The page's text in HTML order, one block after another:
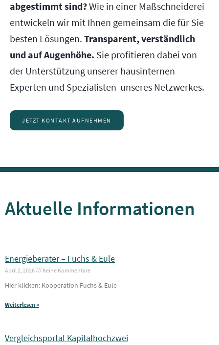
abgestimmt sind?Wie in einer Maßschneiderei
entwickeln wir mit Ihnen gemeinsam die für Sie
besten Lösungen. Transparent, verständlich
und auf Augenhöhe. Sie profitieren dabei von
der Unterstützung unserer hausinternen
Experten und Spezialisten unseres Netzwerkes.
JETZT KONTAKT AUFNEHMEN
Aktuelle Informationen
Energieberater – Fuchs & Eule
April 2, 2026 Keine Kommentare
Hier klicken: Kooperation Fuchs & Eule
Weiterlesen »
Vergleichsportal Kapitalhochzwei